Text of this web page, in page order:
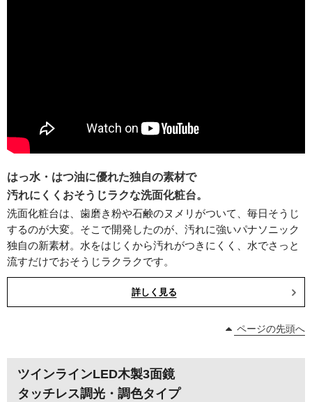
はっ水・はつ油に優れた独自の素材で
汚れにくくおそうじラクな洗面化粧台。
洗面化粧台は、歯磨き粉や石鹸のヌメリがついて、毎日そうじ
するのが大変。そこで開発したのが、汚れに強いパナソニック
独自の新素材。水をはじくから汚れがつきにくく、水でさっと
流すだけでおそうじラクラクです。
詳しく見る
ページの先頭へ
ツインラインLED木製3面鏡
タッチレス調光・調色タイプ